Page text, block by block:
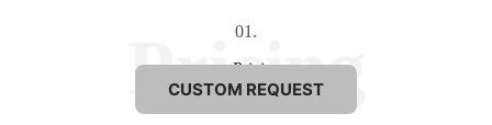
01.
Pricing
CUSTOM REQUEST